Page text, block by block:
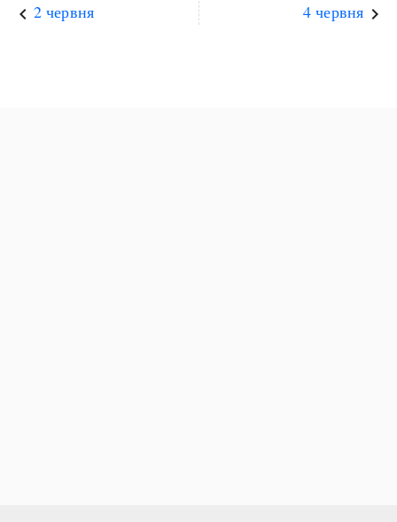
keyboard_arrow_left 2 червня 4 червня keyboard_arrow_right